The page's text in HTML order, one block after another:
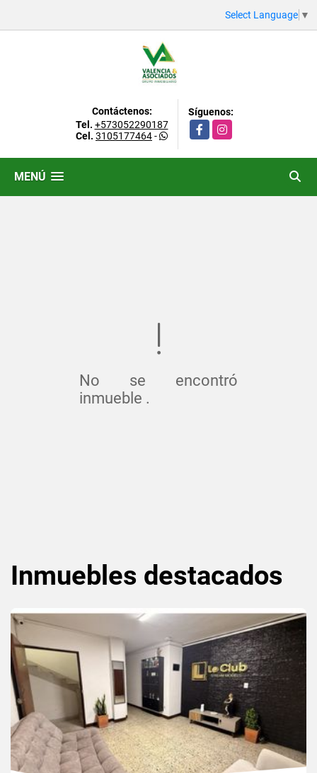
Select Language ▼
Contáctenos:
Tel. +573052290187
Cel. 3105177464-
Síguenos:
FacebookInstagram
MENÚ
No se encontró
inmueble .
Inmuebles destacados